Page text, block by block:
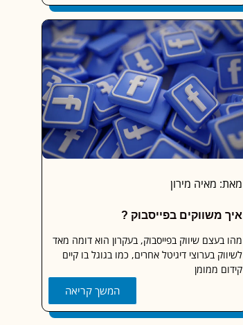
איך משווקים בפייסבוק ?
מאת: מאיה מירון
המשך קריאה
מהו בעצם שיווק בפייסבוק, בעקרון הוא דומה מאד
לשיווק בערוצי דיגיטל אחרים, כמו בגוגל בו קיים
קידום ממומן